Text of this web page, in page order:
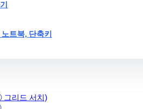
트북, 단축키
그리드 서치)